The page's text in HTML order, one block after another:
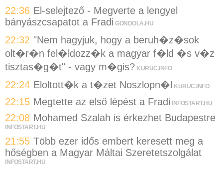
22:36 El-selejtező - Megverte a lengyel
bányászcsapatot a Fradi GONDOLA.HU
22:32 "Nem hagyjuk, hogy a beruh�z�sok
olt�r�n fel�ldozz�k a magyar f�ld �s v�z
tisztas�g�t" - vagy m�gis? KURUC.INFO
22:24 Eloltott�k a t�zet Noszlopn�l KURUC.INFO
22:15 Megtette az első lépést a Fradi INFOSTART.HU
22:08 Mohamed Szalah is érkezhet Budapestre
INFOSTART.HU
21:55 Több ezer idős embert keresett meg a
hőségben a Magyar Máltai Szeretetszolgálat
INFOSTART.HU